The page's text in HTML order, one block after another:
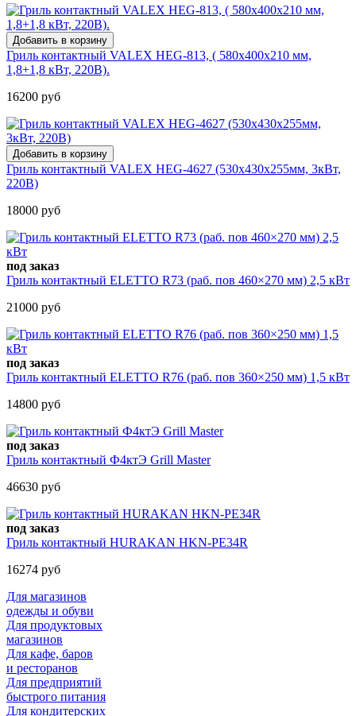
Гриль контактный VALEX HEG-813, ( 580х400х210 мм,
1,8+1,8 кВт, 220В).
16200 руб
Гриль контактный VALEX HEG-4627 (530х430х255мм, 3кВт,
220В)
18000 руб
под заказ
Гриль контактный ELETTO R73 (раб. пов 460×270 мм) 2,5 кВт
21000 руб
под заказ
Гриль контактный ELETTO R76 (раб. пов 360×250 мм) 1,5 кВт
14800 руб
под заказ
Гриль контактный Ф4ктЭ Grill Master
46630 руб
под заказ
Гриль контактный HURAKAN HKN-PE34R
16274 руб
Для магазинов
одежды и обуви
Для продуктовых
магазинов
Для кафе, баров
и ресторанов
Для предприятий
быстрого питания
Для кондитерских